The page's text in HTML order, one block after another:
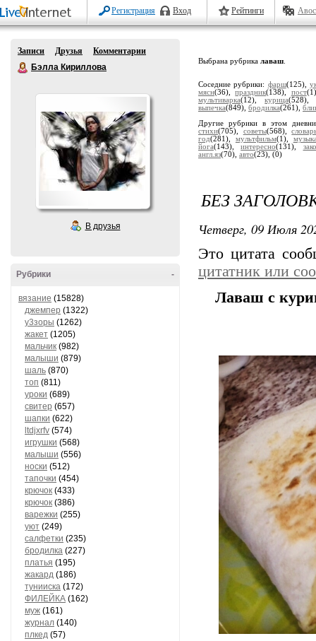
Регистрация Вход Рейтинги
Записи Друзья
Комментарии
Бэлла Кириллова
В друзья
-
Рубрики
вязание (15828)
джемпер (1322)
у3зоры (1262)
жакет (1205)
мальчик (982)
малыши (879)
шаль (870)
топ (811)
уроки (689)
свитер (657)
шапки (622)
ltdjxrfv (574)
игрушки (568)
малыши (556)
носки (512)
тапочки (454)
крючок (433)
крючок (386)
варежки (255)
уют (249)
салфетки (235)
бродилка (227)
платья (195)
жакард (186)
тунииска (172)
ФИЛЕЙКА (162)
муж (161)
журнал (140)
плкед (57)
Выбрана рубрика лаваш
Соседние рубрики: фарш(125),
мясн(36),праздник(138), пост
мультиварка(12),курица
выпечка(849), бродилка(261),
Другие рубрики в этом
стихи(705), советы(568),
год(281), мультфильм(1),
йога(143),интересно(131),
англ.яз(70), авто(23), (0)
БЕЗ
Четверг, 09 Июля
Это цитата
цитатник или
Лаваш с